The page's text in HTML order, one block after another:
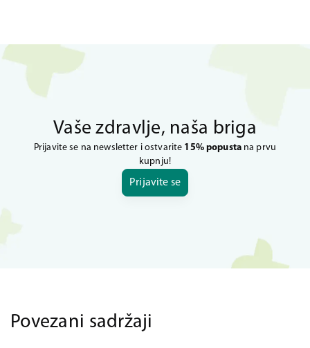
Vaše zdravlje, naša briga
Prijavite se na newsletter i ostvarite 15% popustana prvu
kupnju!
Prijavite se
Povezani sadržaji